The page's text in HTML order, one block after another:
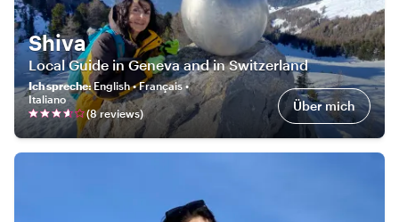
Shiva
Local Guide in Geneva and in Switzerland
Ich spreche:English • Français •
Italiano
(8reviews) Über mich